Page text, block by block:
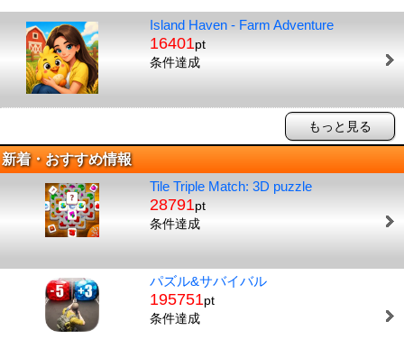
Island Haven - Farm Adventure
16401pt
条件達成
もっと見る
新着・おすすめ情報
Tile Triple Match: 3D puzzle
28791pt
条件達成
パズル&サバイバル
195751pt
条件達成